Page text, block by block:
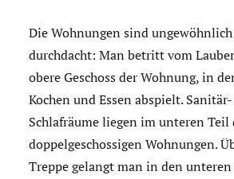
Die Wohnungen sind
durchdacht: Man betritt vom
obere Geschoss der Wohnung, in
Kochen und Essen abspielt.
Schlafräume liegen im unteren Teil
doppelgeschossigen Wohnungen.
Treppe gelangt man in den